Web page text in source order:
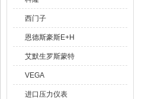
西门子
恩德斯豪斯E+H
艾默生罗斯蒙特
VEGA
进口压力仪表